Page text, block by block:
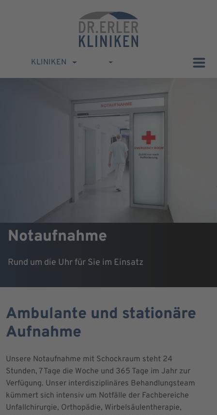
KLINIKEN
Notaufnahme
Rund um die Uhr für Sie im Einsatz
Ambulante und stationäre
Aufnahme
Unsere Notaufnahme mit Schockraum steht 24
Stunden, 7 Tage die Woche und 365 Tage im Jahr zur
Verfügung. Unser interdisziplinäres Behandlungsteam
kümmert sich intensiv um Notfälle der Fachbereiche
Unfallchirurgie, Orthopädie, Wirbelsäulentherapie,